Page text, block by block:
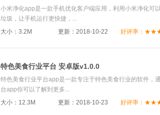
小米净化app是一款手机优化客户端应用，利用小米净化可
垃圾，让手机运行更快捷，...
大小：3.2M 更新：2018-10-22 好评率：
特色美食行业平台 安卓版v1.0.0
特色美食行业平台app是一款专注于特色美食行业的软件，
台app你可以了解到更多...
大小：12.3M 更新：2018-10-23 好评率：